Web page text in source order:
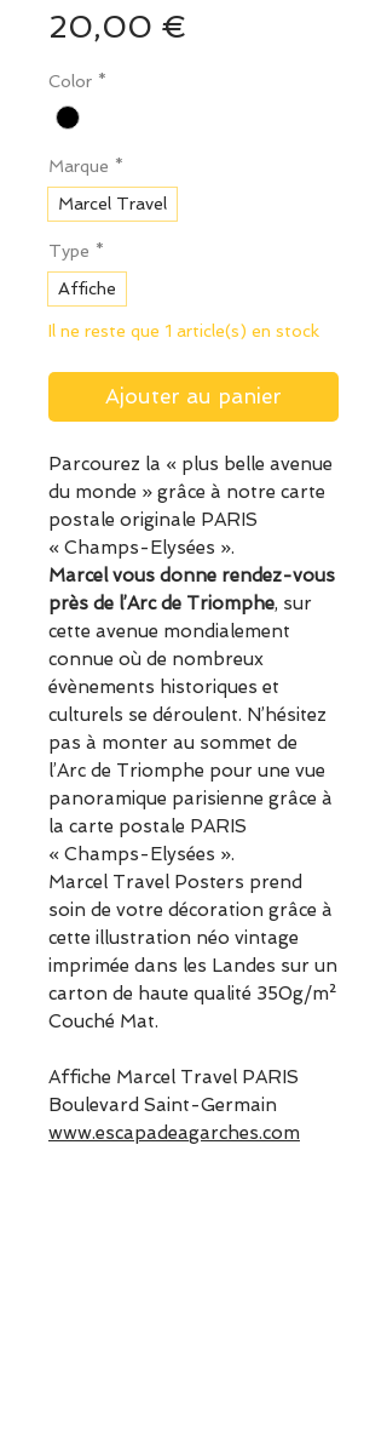
20,00 €
Color *
Marque *
Marcel Travel
Type *
Affiche
Il ne reste que 1 article(s) en stock
Ajouter au panier
Parcourez la « plus belle avenue
du monde » grâce à notre carte
postale originale PARIS
« Champs-Elysées ».
Marcel vous donne rendez-vous
près de l’Arc de Triomphe, sur
cette avenue mondialement
connue où de nombreux
évènements historiques et
culturels se déroulent. N’hésitez
pas à monter au sommet de
l’Arc de Triomphe pour une vue
panoramique parisienne grâce à
la carte postale PARIS
« Champs-Elysées ».
Marcel Travel Posters prend
soin de votre décoration grâce à
cette illustration néo vintage
imprimée dans les Landes sur un
carton de haute qualité 350g/m²
Couché Mat.
Affiche Marcel Travel PARIS
Boulevard Saint-Germain
www.escapadeagarches.com